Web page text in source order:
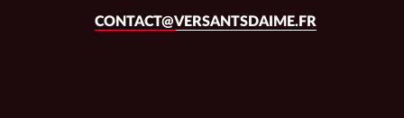
CONTACT@VERSANTSDAIME.FR